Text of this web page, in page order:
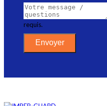
requis.
Envoyer